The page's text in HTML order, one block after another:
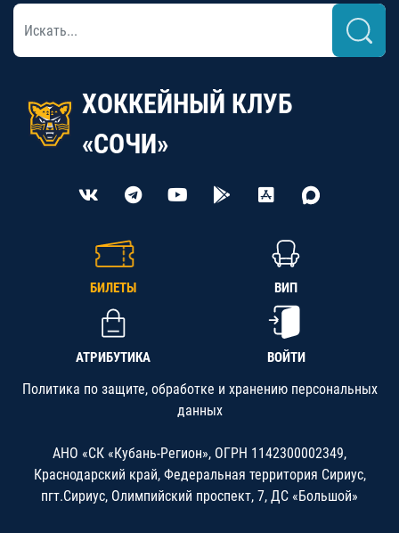
ХОККЕЙНЫЙ КЛУБ
«СОЧИ»
БИЛЕТЫ ВИП
АТРИБУТИКА ВОЙТИ
Политика по защите, обработке и хранению персональных
данных
АНО «СК «Кубань-Регион», ОГРН 1142300002349,
Краснодарский край, Федеральная территория Сириус,
пгт.Сириус, Олимпийский проспект, 7, ДС «Большой»